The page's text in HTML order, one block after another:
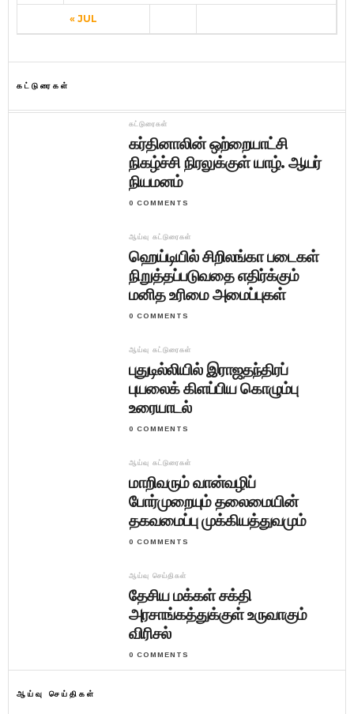
« JUL
கட்டுரைகள்
கட்டுரைகள்
கர்தினாலின் ஒற்றையாட்சி
நிகழ்ச்சி நிரலுக்குள் யாழ். ஆயர்
நியமனம்
0 COMMENTS
ஆய்வு கட்டுரைகள்
ஹெய்டியில் சிறிலங்கா படைகள்
நிறுத்தப்படுவதை எதிர்க்கும்
மனித உரிமை அமைப்புகள்
0 COMMENTS
ஆய்வு கட்டுரைகள்
புதுடில்லியில் இராஜதந்திரப்
புயலைக் கிளப்பிய கொழும்பு
உரையாடல்
0 COMMENTS
ஆய்வு கட்டுரைகள்
மாறிவரும் வான்வழிப்
போர்முறையும் தலைமையின்
தகவமைப்பு முக்கியத்துவமும்
0 COMMENTS
ஆய்வு செய்திகள்
தேசிய மக்கள் சக்தி
அரசாங்கத்துக்குள் உருவாகும்
விரிசல்
0 COMMENTS
ஆய்வு செய்திகள்